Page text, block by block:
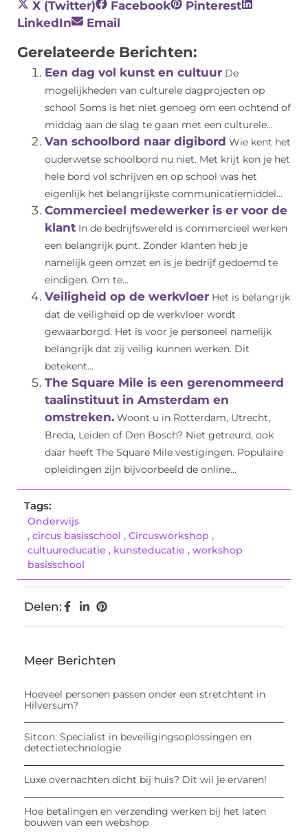
X (Twitter) Facebook
Pinterest
LinkedIn
Email
Gerelateerde Berichten:
Een dag vol kunst en cultuur De
mogelijkheden van culturele dagprojecten op
school Soms is het niet genoeg om een ochtend of
middag aan de slag te gaan met een culturele...
Van schoolbord naar digibord Wie kent het
ouderwetse schoolbord nu niet. Met krijt kon je het
hele bord vol schrijven en op school was het
eigenlijk het belangrijkste communicatiemiddel...
Commercieel medewerker is er voor de
klant In de bedrijfswereld is commercieel werken
een belangrijk punt. Zonder klanten heb je
namelijk geen omzet en is je bedrijf gedoemd te
eindigen. Om te...
Veiligheid op de werkvloer Het is belangrijk
dat de veiligheid op de werkvloer wordt
gewaarborgd. Het is voor je personeel namelijk
belangrijk dat zij veilig kunnen werken. Dit
betekent...
The Square Mile is een gerenommeerd
taalinstituut in Amsterdam en
omstreken. Woont u in Rotterdam, Utrecht,
Breda, Leiden of Den Bosch? Niet getreurd, ook
daar heeft The Square Mile vestigingen. Populaire
opleidingen zijn bijvoorbeeld de online...
Tags:
Onderwijs
, circus basisschool , Circusworkshop ,
cultuureducatie , kunsteducatie , workshop
basisschool
Delen:
Meer Berichten
Hoeveel personen passen onder een stretchtent in
Hilversum?
Sitcon: Specialist in beveiligingsoplossingen en
detectietechnologie
Luxe overnachten dicht bij huis? Dit wil je ervaren!
Hoe betalingen en verzending werken bij het laten
bouwen van een webshop